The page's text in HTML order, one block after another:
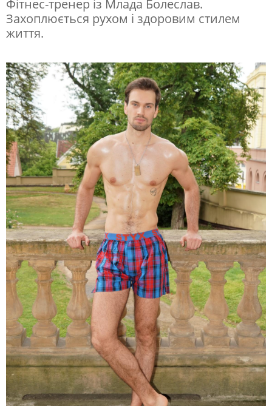
Фітнес-тренер із Млада Болеслав.
Захоплюється рухом і здоровим стилем
життя.